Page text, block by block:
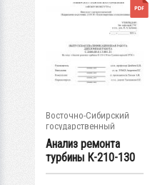
Восточно-Сибирский
государственный
университет...
Анализ ремонта
турбины К-210-130
на...